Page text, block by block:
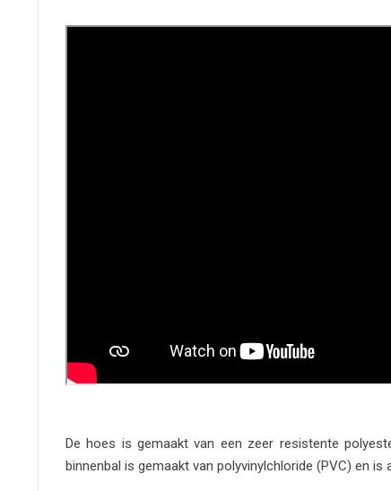
De hoes is gemaakt van een zeer resistente
binnenbal is gemaakt van polyvinylchloride (PVC) en is